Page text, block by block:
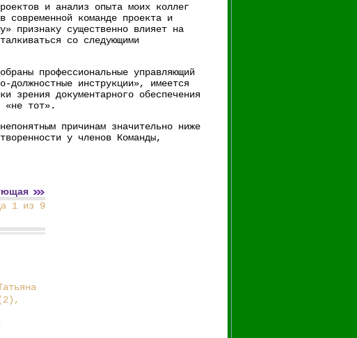
и анализ опыта моих коллег
команде проекта и
признаку существенно влияет на
со следующими
профессиональные управляющий
должностные инструкции», имеется
зрения документарного обеспечения
«не тот».
причинам значительно ниже
у членов Команды,
1 из 9